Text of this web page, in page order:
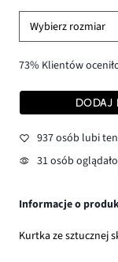
Wybierz rozmiar
73% Klientów
DODAJ
937 osób lubi
31 osób
Informacje o
Kurtka ze sztucznej